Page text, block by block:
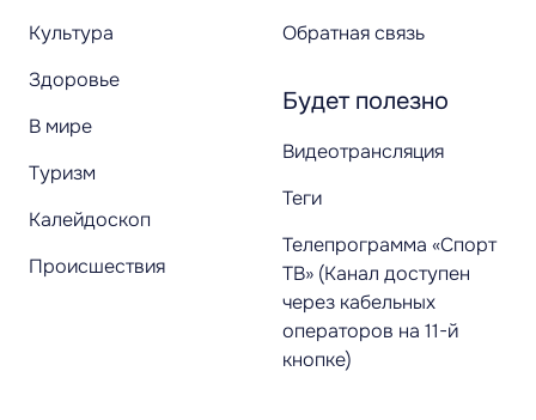
Культура
Здоровье
В мире
Туризм
Калейдоскоп
Происшествия
Обратная связь
Будет полезно
Видеотрансляция
Теги
Телепрограмма «Спорт
ТВ» (Канал доступен
через кабельных
операторов на 11-й
кнопке)